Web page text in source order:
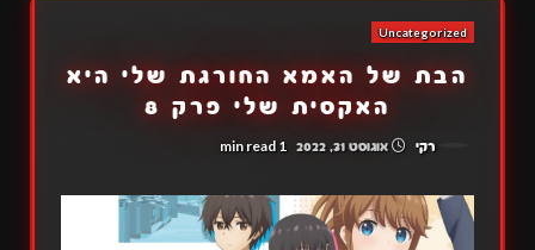
Uncategorized
הבת של האמא החורגת שלי היא
האקסית שלי פרק 8
רקי אוגוסט 31, 2022 1 min read